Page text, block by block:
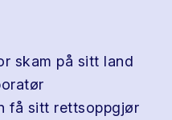
skam på sitt land
få sitt rettsoppgjør